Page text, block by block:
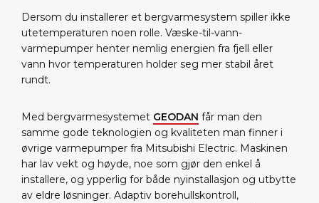
Dersom du installerer et bergvarmesystem spiller ikke
utetemperaturen noen rolle. Væske-til-vann-
varmepumper henter nemlig energien fra fjell eller
vann hvor temperaturen holder seg mer stabil året
rundt.
Med bergvarmesystemet GEODAN får man den
samme gode teknologien og kvaliteten man finner i
øvrige varmepumper fra Mitsubishi Electric. Maskinen
har lav vekt og høyde, noe som gjør den enkel å
installere, og ypperlig for både nyinstallasjon og utbytte
av eldre løsninger. Adaptiv borehullskontroll,